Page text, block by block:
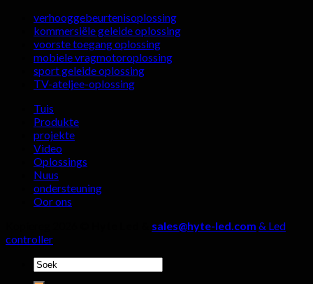
van
'n
buite-
LED-
skermvervaardiger,
vier
verhooggebeurtenisoplossing
kommersiële geleide oplossing
voorste toegang oplossing
mobiele vragmotoroplossing
sport geleide oplossing
TV-ateljee-oplossing
Tuis
Produkte
projekte
Video
Oplossings
Nuus
ondersteuning
Oor ons
sales@hyte-led.com & Led
controller
Soek
vir: